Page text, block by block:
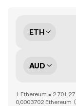
ETH
AUD
1 Ethereum = 2
0,0003702 Ethereum